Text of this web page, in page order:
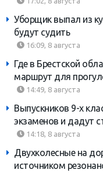
Уборщик выпал из
будут судить
16:09, 8 августа
Где в Брестской
маршрут для
14:49, 8 августа
Выпускников 9-х
экзаменов и дадут
14:18, 8 августа
Двухколесные на
источником